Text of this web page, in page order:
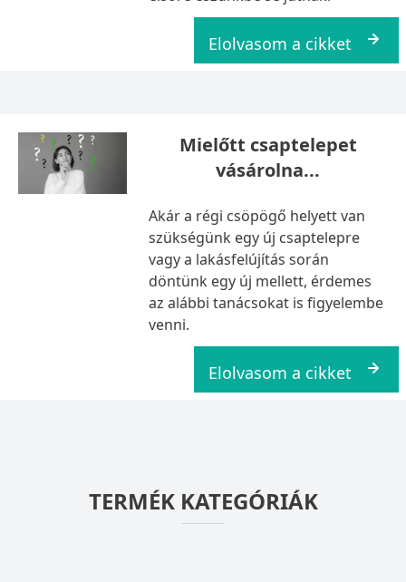
Elolvasom a cikket
Mielőtt csaptelepet
vásárolna...
Akár a régi csöpögő helyett van
szükségünk egy új csaptelepre
vagy a lakásfelújítás során
döntünk egy új mellett, érdemes
az alábbi tanácsokat is figyelembe
venni.
Elolvasom a cikket
TERMÉK KATEGÓRIÁK